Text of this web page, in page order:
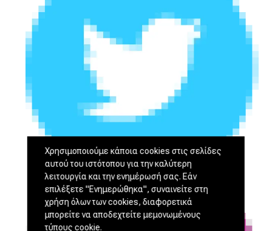
Χρησιμοποιούμε κάποια cookies στις σελίδες
αυτού του ιστότοπου για την καλύτερη
λειτουργία και την ενημέρωσή σας. Εάν
επιλέξετε "Ενημερώθηκα", συναινείτε στη
χρήση όλων των cookies, διαφορετικά
μπορείτε να αποδεχτείτε μεμονωμένους
τύπους cookie.